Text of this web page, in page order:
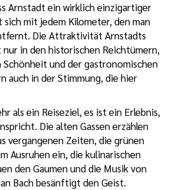
Arnstadt ein wirklich einzigartiger
mit jedem Kilometer, den man
Die Attraktivität Arnstadts
in den historischen Reichtümern,
und der gastronomischen
auch in der Stimmung, die hier
als ein Reiseziel, es ist ein Erlebnis,
Die alten Gassen erzählen
vergangenen Zeiten, die grünen
Ausruhen ein, die kulinarischen
den Gaumen und die Musik von
Bach besänftigt den Geist.